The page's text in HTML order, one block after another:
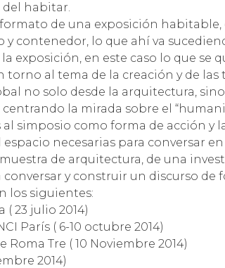
del habitar.
de una exposición habitable,
contenedor, lo que ahí va
exposición, en este caso lo que se
torno al tema de la creación y de
no solo desde la arquitectura,
centrando la mirada sobre el
simposio como forma de acción y
necesarias para conversar
de arquitectura, de una
y construir un discurso de
los siguientes:
( 23 julio 2014)
París ( 6-10 octubre 2014)
Roma Tre ( 10 Noviembre 2014)
2014)